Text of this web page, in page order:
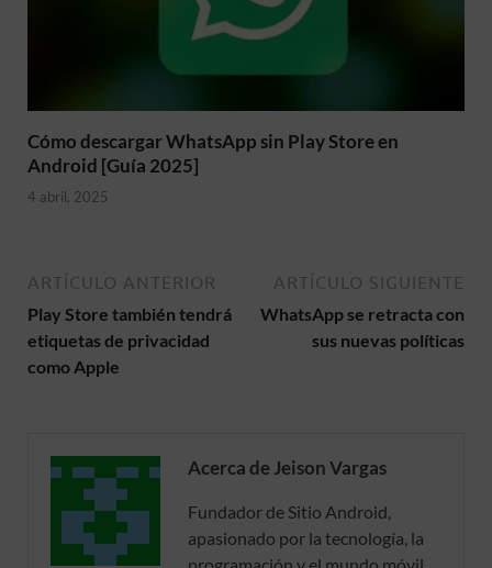
Cómo descargar WhatsApp sin Play Store en
Android [Guía 2025]
4 abril, 2025
ARTÍCULO ANTERIOR
Play Store también tendrá
etiquetas de privacidad
como Apple
ARTÍCULO SIGUIENTE
WhatsApp se retracta con
sus nuevas políticas
Acerca de Jeison Vargas
Fundador de Sitio Android,
apasionado por la tecnología, la